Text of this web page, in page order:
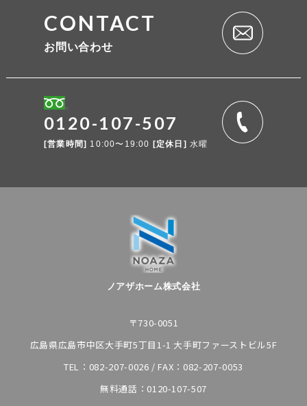
CONTACT
お問い合わせ
0120-107-507
[営業時間] 10:00〜19:00 [定休日] 水曜
ノアザホーム株式会社
〒730-0051
広島県広島市中区大手町5丁目1-1 大手町ファーストビル5F
TEL： 082-207-0026 / FAX：082-207-0053
無料通話： 0120-107-507